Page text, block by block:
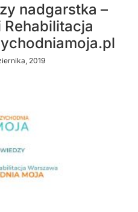
nadgarstka –
2019